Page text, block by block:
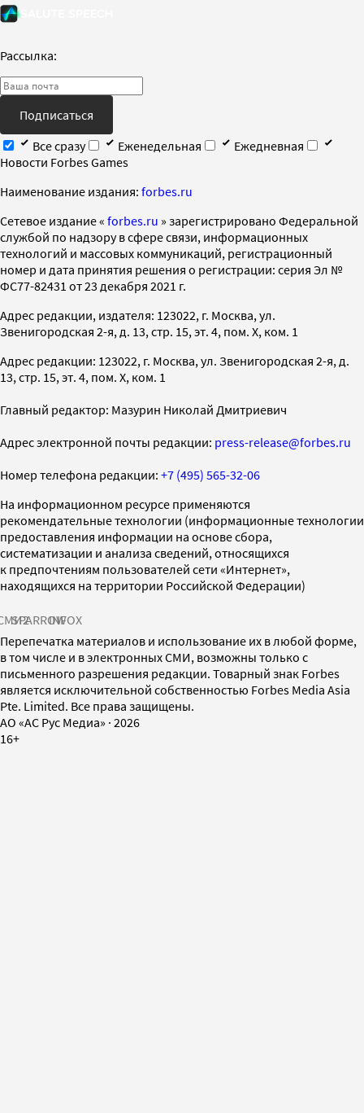
Рассылка:
Подписаться
Все сразу
Еженедельная
Ежедневная
Новости Forbes Games
Наименование издания: forbes.ru
Cетевое издание « forbes.ru » зарегистрировано Федеральной
службой по надзору в сфере связи, информационных
технологий и массовых коммуникаций, регистрационный
номер и дата принятия решения о регистрации: серия Эл №
ФС77-82431 от 23 декабря 2021 г.
Адрес редакции, издателя: 123022, г. Москва, ул.
Звенигородская 2-я, д. 13, стр. 15, эт. 4, пом. X, ком. 1
Адрес редакции: 123022, г. Москва, ул. Звенигородская 2-я, д.
13, стр. 15, эт. 4, пом. X, ком. 1
Главный редактор: Мазурин Николай Дмитриевич
Адрес электронной почты редакции: press-release@forbes.ru
Номер телефона редакции: +7 (495) 565-32-06
На информационном ресурсе применяются
рекомендательные технологии (информационные технологии
предоставления информации на основе сбора,
систематизации и анализа сведений, относящихся
к предпочтениям пользователей сети «Интернет»,
находящихся на территории Российской Федерации)
SPARROWINFOX
Перепечатка материалов и использование их в любой форме,
в том числе и в электронных СМИ, возможны только с
письменного разрешения редакции. Товарный знак Forbes
является исключительной собственностью Forbes Media Asia
Pte. Limited. Все права защищены.
AO «АС Рус Медиа» · 2026
16+